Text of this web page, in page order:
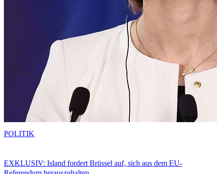
EXKLUSIV: Island fordert Brüssel auf, sich aus dem EU-
POLITIK